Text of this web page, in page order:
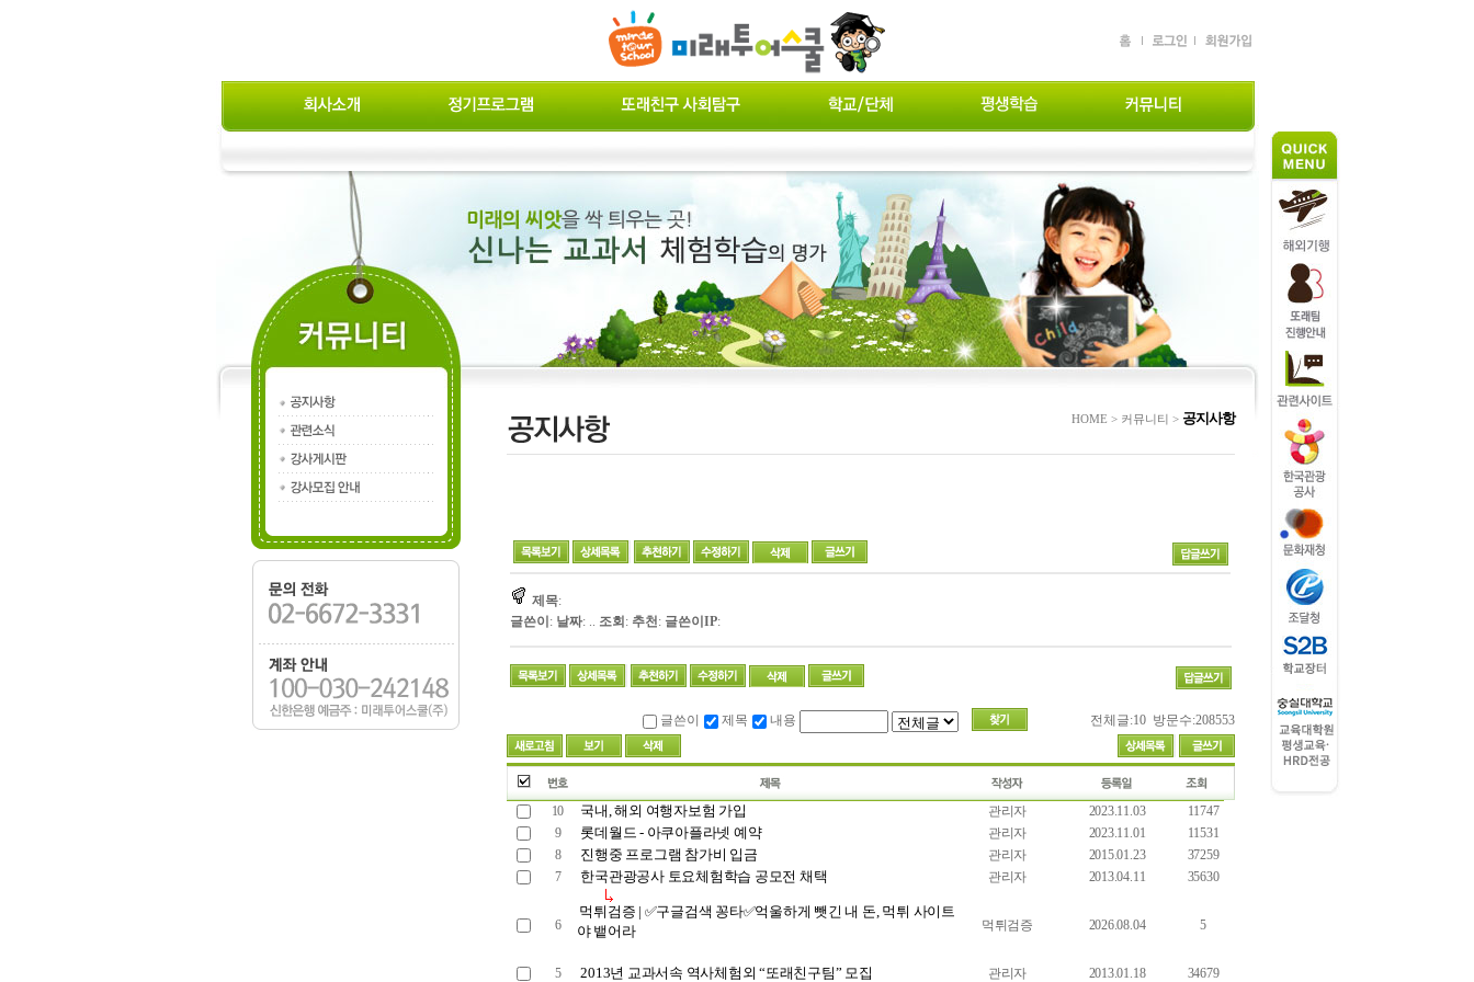
HOME > 커뮤니티 > 공지사항
제목:
글쓴이 : 날짜: .. 조회 : 추천: 글쓴이IP:
글쓴이 제목 내용 전체글:10 방문수:208553
10 국내, 해외 여행자보험 가입 관리자 2023.11.03
11747
9
롯데월드 - 아쿠아플라넷 예약 관리자 2023.11.01
11531
8
진행중 프로그램 참가비 입금 관리자 2015.01.23
37259
7
한국관광공사 토요체험학습 공모전 채택 관리자 2013.04.11 35630
6
먹튀검증 | ✅구글검색 꽁타✅억울하게 뺏긴 내 돈, 먹튀 사이트
야 뱉어라
먹튀검증 2026.08.04 5
5 2013년 교과서속 역사체험외 “또래친구팀” 모집 관리자 2013.01.18 34679